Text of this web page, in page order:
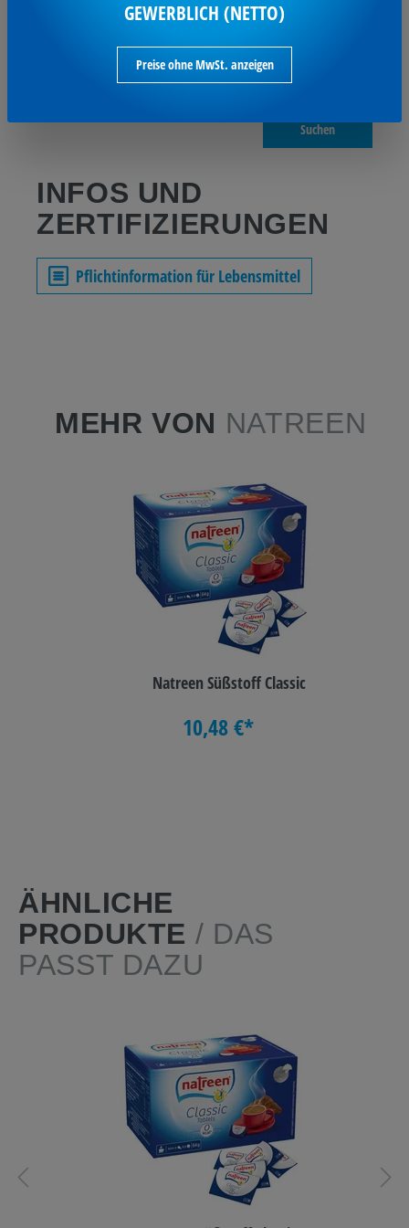
Umweltfreundlich
Nein
Produkttypbezeichnung
Süßstoff
Gourmet
Suchen
INFOS UND
ZERTIFIZIERUNGEN
Pflichtinformation für Lebensmittel
MEHR VON NATREEN
Natreen Süßstoff Classic
10,48 €*
ÄHNLICHE
PRODUKTE / DAS
PASST DAZU
GEWERBLICH (NETTO)
Preise ohne MwSt. anzeigen